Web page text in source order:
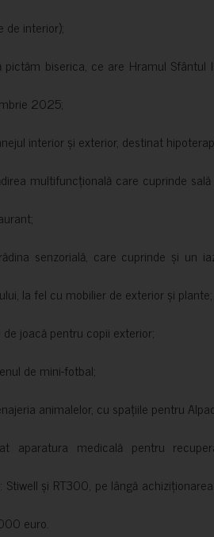
de interior);
pictăm biserica, ce are Hramul Sfântul
2025;
interior și exterior, destinat
multifuncțională care cuprinde
senzorială, care cuprinde și un
la fel cu mobilier de exterior și plante;
joacă pentru copii exterior;
de mini-fotbal;
animalelor, cu spațiile pentru
aparatura medicală pentru
Stiwell și RT300, pe lângă
euro.